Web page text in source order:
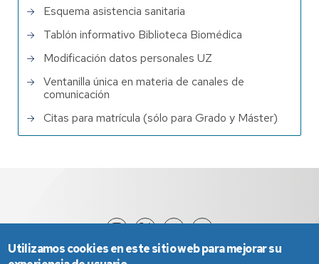
Esquema asistencia sanitaria
Tablón informativo Biblioteca Biomédica
Modificación datos personales UZ
Ventanilla única en materia de canales de
comunicación
Citas para matrícula (sólo para Grado y Máster)
Utilizamos cookies en este sitio web para mejorar su